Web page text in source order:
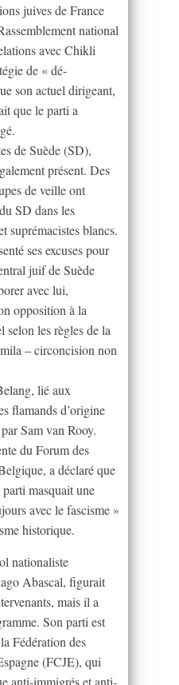
juives de France
national
avec Chikli
de « dé-
son actuel dirigeant,
que le parti a
de Suède (SD),
présent. Des
de veille ont
SD dans les
suprémacistes blancs.
ses excuses pour
juif de Suède
avec lui,
opposition à la
selon les règles de la
– circoncision non
lié aux
flamands d’origine
Sam van Rooy.
du Forum des
a déclaré que
masquait une
avec le fascisme »
historique.
nationaliste
Abascal, figurait
mais il a
Son parti est
Fédération des
(FCJE), qui
anti-immigrés et anti-